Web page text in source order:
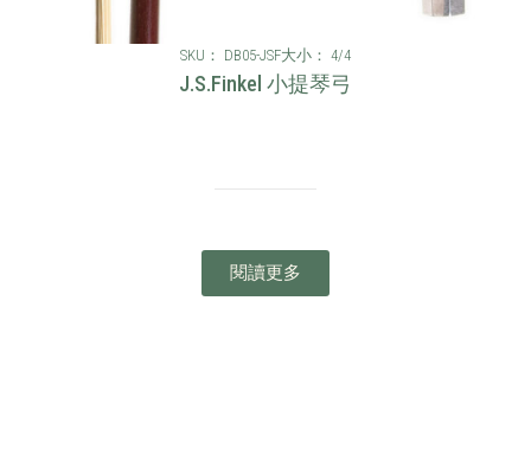
SKU： DB05-JSF大小： 4/4
J.S.Finkel 小提琴弓
閱讀更多